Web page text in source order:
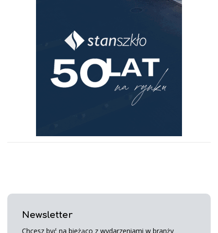
Newsletter
Chcesz być na bieżąco z wydarzeniami w branży